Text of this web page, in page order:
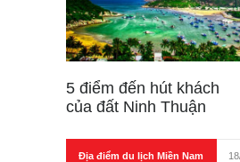
5 điểm đến hút khách
của đất Ninh Thuận
Địa điểm du lịch Miền Nam